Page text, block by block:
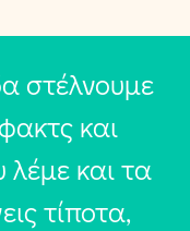
στέλνουμε
και
και τα
τίποτα,